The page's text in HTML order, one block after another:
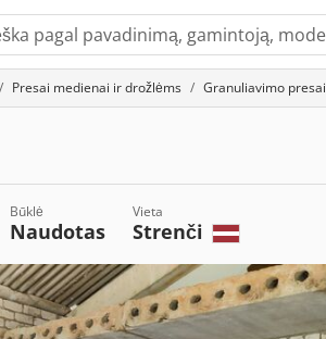
Presai medienai ir drožlėms Granuliavimo presai
Būklė
Naudotas
Vieta
Strenči